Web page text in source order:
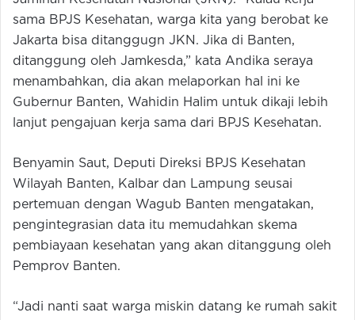
sama BPJS Kesehatan, warga kita yang berobat ke
Jakarta bisa ditanggugn JKN. Jika di Banten,
ditanggung oleh Jamkesda,” kata Andika seraya
menambahkan, dia akan melaporkan hal ini ke
Gubernur Banten, Wahidin Halim untuk dikaji lebih
lanjut pengajuan kerja sama dari BPJS Kesehatan.
Benyamin Saut, Deputi Direksi BPJS Kesehatan
Wilayah Banten, Kalbar dan Lampung seusai
pertemuan dengan Wagub Banten mengatakan,
pengintegrasian data itu memudahkan skema
pembiayaan kesehatan yang akan ditanggung oleh
Pemprov Banten.
“Jadi nanti saat warga miskin datang ke rumah sakit